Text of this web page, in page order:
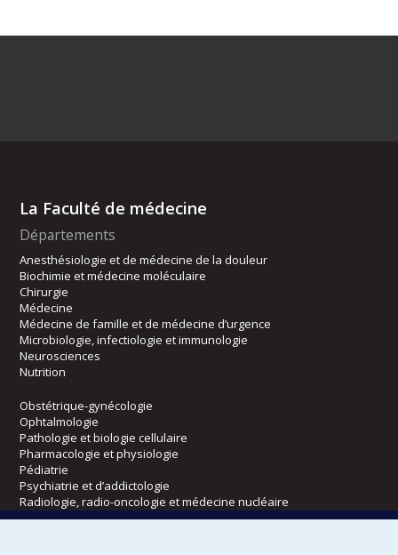
La Faculté de médecine
Départements
Anesthésiologie et de médecine de la douleur
Biochimie et médecine moléculaire
Chirurgie
Médecine
Médecine de famille et de médecine d’urgence
Microbiologie, infectiologie et immunologie
Neurosciences
Nutrition
Obstétrique-gynécologie
Ophtalmologie
Pathologie et biologie cellulaire
Pharmacologie et physiologie
Pédiatrie
Psychiatrie et d’addictologie
Radiologie, radio-oncologie et médecine nucléaire